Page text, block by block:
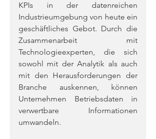
KPIs in der datenreichen
Industrieumgebung von heute ein
geschäftliches Gebot. Durch die
Zusammenarbeit mit
Technologieexperten, die sich
sowohl mit der Analytik als auch
mit den Herausforderungen der
Branche auskennen, können
Unternehmen Betriebsdaten in
verwertbare Informationen
umwandeln.